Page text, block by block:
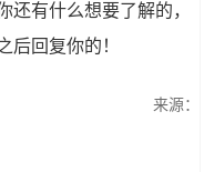
还有什么想要了解的，
后回复你的！
来源：